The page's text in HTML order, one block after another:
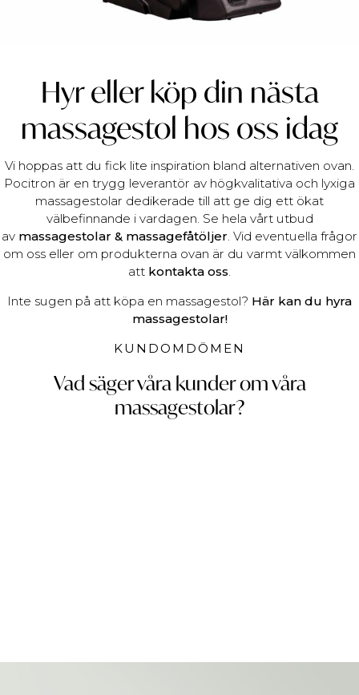
Hyr eller köp din nästa
massagestol hos oss idag
Vi hoppas att du fick lite inspiration bland alternativen ovan.
Pocitron är en trygg leverantör av högkvalitativa och lyxiga
massagestolar dedikerade till att ge dig ett ökat
välbefinnande i vardagen. Se hela vårt utbud
av massagestolar & massagefåtöljer . Vid eventuella frågor
om oss eller om produkterna ovan är du varmt välkommen
att kontakta oss
Inte sugen på att köpa en massagestol? Här kan du hyra
massagestolar!
KUNDOMDÖMEN
Vad säger våra kunder om våra
massagestolar?